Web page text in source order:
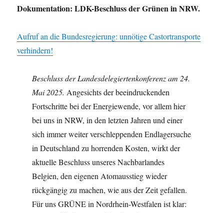
Dokumentation: LDK-Beschluss der Grünen in NRW.
Aufruf an die Bundesregierung: unnötige Castortransporte
verhindern!
Beschluss der Landesdelegiertenkonferenz am 24.
Mai 2025. Angesichts der beeindruckenden
Fortschritte bei der Energiewende, vor allem hier
bei uns in NRW, in den letzten Jahren und einer
sich immer weiter verschleppenden Endlagersuche
in Deutschland zu horrenden Kosten, wirkt der
aktuelle Beschluss unseres Nachbarlandes
Belgien, den eigenen Atomausstieg wieder
rückgängig zu machen, wie aus der Zeit gefallen.
Für uns GRÜNE in Nordrhein-Westfalen ist klar: